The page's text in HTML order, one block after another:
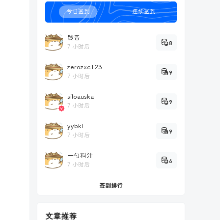
今日签到 连续签到
铃音
7 小时后
8
zerozxc123
7 小时后
9
siloauska
7 小时后
9
yybkl
7 小时后
9
一勺料汁
7 小时后
6
签到排行
文章推荐